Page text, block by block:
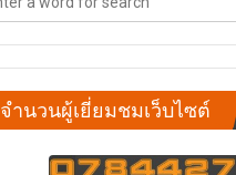
จำนวนผู้เยี่ยมชมเว็บไซต์